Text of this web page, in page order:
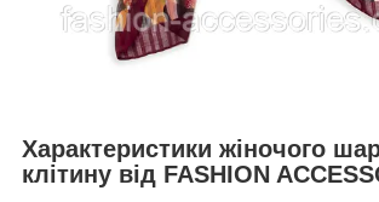
Характеристики жіночого
клітину від FASHION